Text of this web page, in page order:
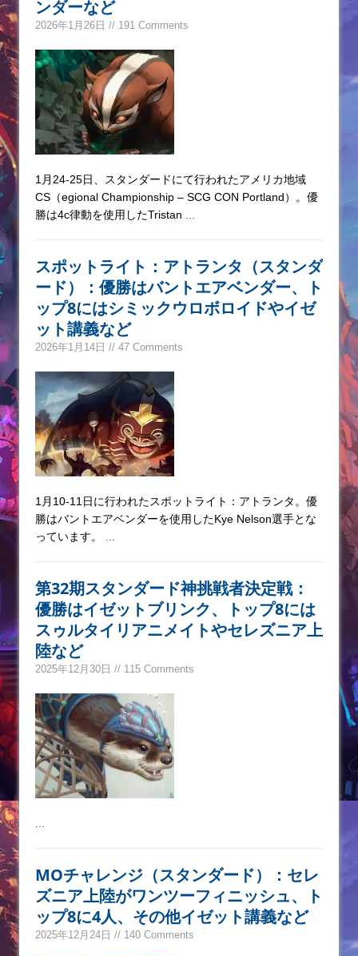
ンダーなど
2026年1月26日 // 191 Comments
1月24-25日、スタンダードにて行われたアメリカ地域
CS（egional Championship – SCG CON Portland）。優
勝は4c律動を使用したTristan
スポットライト：アトランタ（スタンダ
ード）：優勝はバントエアベンダー、ト
ップ8にはシミックウロボロイドやイゼ
ット講義など
2026年1月14日 // 47 Comments
1月10-11日に行われたスポットライト：アトランタ。優
勝はバントエアベンダーを使用したKye Nelson選手とな
っています。
第32期スタンダード神挑戦者決定戦：
優勝はイゼットブリンク、トップ8には
スゥルタイリアニメイトやセレズニア上
陸など
2025年12月30日 // 115 Comments
MOチャレンジ（スタンダード）：セレ
ズニア上陸がワンツーフィニッシュ、ト
ップ8に4人、その他イゼット講義など
2025年12月24日 // 140 Comments